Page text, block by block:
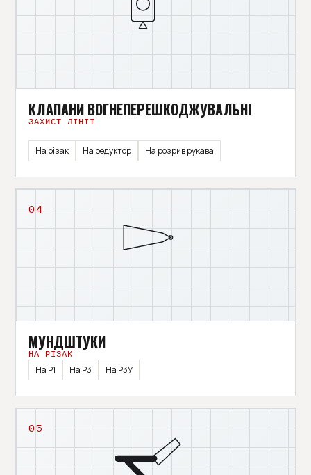
КЛАПАНИ ВОГНЕПЕРЕШКОДЖУВАЛЬНІ
ЗАХИСТ ЛІНІЇ
На різак На редуктор На розрив рукава
04
МУНДШТУКИ
НА РІЗАК
На Р1
На Р3 На Р3У
05